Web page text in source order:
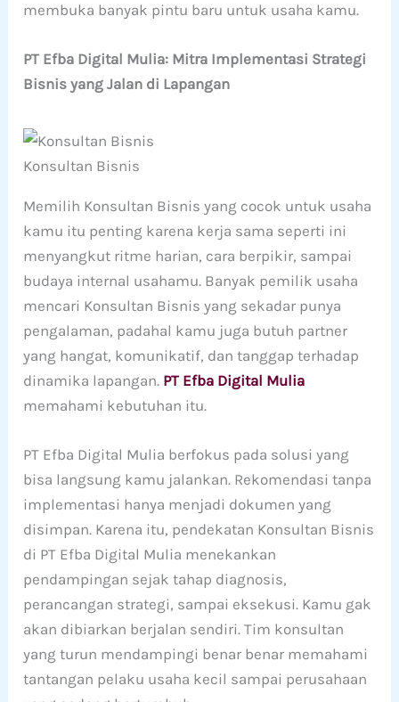
membuka banyak pintu baru untuk usaha kamu.
PT Efba Digital Mulia: Mitra Implementasi Strategi
Bisnis yang Jalan di Lapangan
Konsultan Bisnis
Memilih Konsultan Bisnis yang cocok untuk usaha
kamu itu penting karena kerja sama seperti ini
menyangkut ritme harian, cara berpikir, sampai
budaya internal usahamu. Banyak pemilik usaha
mencari Konsultan Bisnis yang sekadar punya
pengalaman, padahal kamu juga butuh partner
yang hangat, komunikatif, dan tanggap terhadap
dinamika lapangan. PT Efba Digital Mulia
memahami kebutuhan itu.
PT Efba Digital Mulia berfokus pada solusi yang
bisa langsung kamu jalankan. Rekomendasi tanpa
implementasi hanya menjadi dokumen yang
disimpan. Karena itu, pendekatan Konsultan Bisnis
di PT Efba Digital Mulia menekankan
pendampingan sejak tahap diagnosis,
perancangan strategi, sampai eksekusi. Kamu gak
akan dibiarkan berjalan sendiri. Tim konsultan
yang turun mendampingi benar benar memahami
tantangan pelaku usaha kecil sampai perusahaan